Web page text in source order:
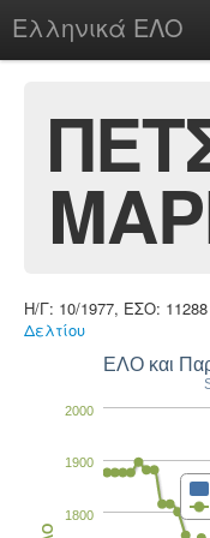
Ελληνικά ΕΛΟ
chesstu.be @ discord
Login
Η/Γ: 10/1977, ΕΣΟ: 11288
Δελτίου
ΕΛΟ και
1800
1900
2000